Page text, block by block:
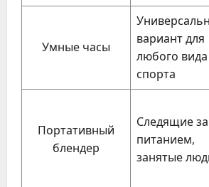
Умные часы
вариант для
любого вида
спорта
Портативный
блендер
Следящие за
питанием,
занятые